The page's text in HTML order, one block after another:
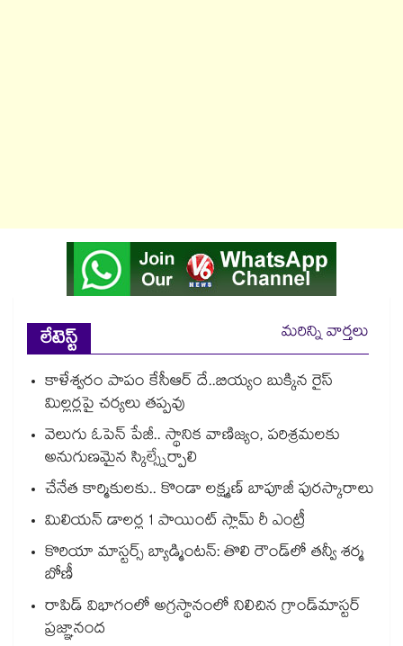
లేటెస్ట్
మరిన్ని వార్తలు
కాళేశ్వరం పాపం కేసీఆర్ దే..బియ్యం బుక్కిన రైస్
మిల్లర్లపై చర్యలు తప్పవు
వెలుగు ఓపెన్ పేజీ.. స్థానిక వాణిజ్యం, పరిశ్రమలకు
అనుగుణమైన స్కిల్స్నేర్పాలి
చేనేత కార్మికులకు.. కొండా లక్ష్మణ్ బాపూజీ పురస్కారాలు
మిలియన్‌‌‌‌‌‌‌‌‌‌‌‌‌‌‌‌ డాలర్ల 1 పాయింట్‌‌‌‌‌‌‌‌‌‌‌‌‌‌‌‌ స్లామ్‌‌‌‌‌‌‌‌‌‌‌‌‌‌‌‌ రీ ఎంట్రీ
కొరియా మాస్టర్స్ బ్యాడ్మింటన్: తొలి రౌండ్‌లో తన్వీ శర్మ
బోణీ
రాపిడ్ విభాగంలో అగ్రస్థానంలో నిలిచిన గ్రాండ్‌మాస్టర్
ప్రజ్ఞానంద